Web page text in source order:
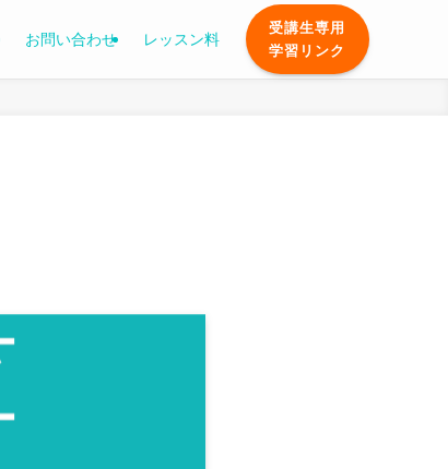
お問い合わせ レッスン料
受講生専用
学習リンク